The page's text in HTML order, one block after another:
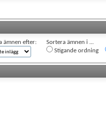
ämnen efter:
Sortera ämnen i ...
Stigande ordning